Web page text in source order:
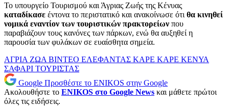
Το υπουργείο Τουρισμού και Άγριας Ζωής της Κένυας
καταδίκασε έντονα το περιστατικό και ανακοίνωσε ότι θα κινηθεί
νομικά εναντίον των τουριστικών πρακτορείων που
παραβιάζουν τους κανόνες των πάρκων, ενώ θα αυξηθεί η
παρουσία των φυλάκων σε ευαίσθητα σημεία.
ΑΓΡΙΑ ΖΩΑ ΒΙΝΤΕΟ ΕΛΕΦΑΝΤΑΣ ΚΑΡΕ ΚΑΡΕ ΚΕΝΥΑ
ΣΑΦΑΡΙ ΤΟΥΡΙΣΤΑΣ
Google Προσθέστε το ENIKOS στην Google
Ακολουθήστε το ENIKOS στο Google News και μάθετε πρώτοι
όλες τις ειδήσεις.